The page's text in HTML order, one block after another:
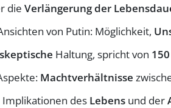
die Verlängerung der
von Putin: Möglichkeit,
skeptische Haltung, spricht von
Machtverhältnisse
Implikationen des Lebens und der